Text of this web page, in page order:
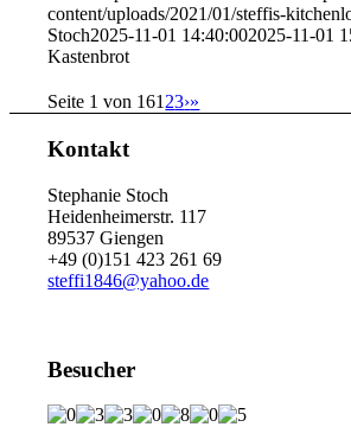
content/uploads/2021/01/steffis-
Stoch2025-11-01 14:40:002025-11-01
Kastenbrot
Seite 1 von 161 23›»
Kontakt
Stephanie Stoch
Heidenheimerstr. 117
89537 Giengen
+49 (0)151 423 261 69
steffi1846@yahoo.de
Besucher